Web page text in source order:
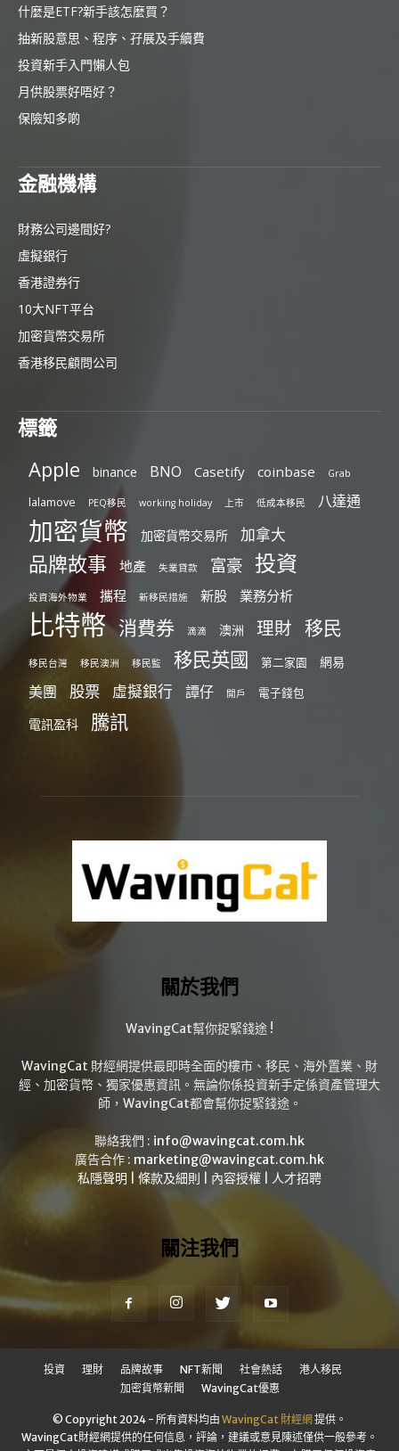
什麼是ETF?新手該怎麼買？
抽新股意思、程序、孖展及手續費
投資新手入門懶人包
月供股票好唔好？
保險知多啲
金融機構
財務公司邊間好?
虛擬銀行
香港證券行
10大NFT平台
加密貨幣交易所
香港移民顧問公司
標籤
Apple binance BNO Casetify coinbase Grab
lalamove PEQ移民 working holiday 上市 低成本移民 八達通
加密貨幣 加密貨幣交易所 加拿大
品牌故事 地產 失業貸款 富豪 投資
投資海外物業 攜程 新移民措施 新股 業務分析
比特幣 消費券 滴滴 澳洲 理財 移民
移民台灣 移民澳洲 移民監 移民英國 第二家園 網易
美團 股票 虛擬銀行 譚仔 開戶 電子錢包
電訊盈科 騰訊
關於我們
WavingCat幫你捉緊錢途 !
WavingCat 財經網提供最即時全面的樓市、移民、海外置業、財
經、加密貨幣、獨家優惠資訊。無論你係投資新手定係資產管理大
師，WavingCat都會幫你捉緊錢途。
聯絡我們 : info@wavingcat.com.hk
廣告合作 : marketing@wavingcat.com.hk
私隱聲明
條款及細則 內容授權 人才招聘
關注我們
投資 理財 品牌故事 NFT新聞 社會熱話
港人移民
加密貨幣新聞
WavingCat優惠
© Copyright 2024 - 所有資料均由 WavingCat 財經網 提供。
WavingCat財經網提供的任何信息，評論，建議或意見陳述僅供一般參考。